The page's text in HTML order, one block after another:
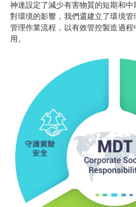
神達設定了減少有害物質的短期和
對環境的影響，我們還建立了環境
管理作業流程，以有效管控製造過
用。